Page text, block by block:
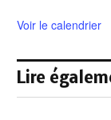
Voir le calendrier
Lire